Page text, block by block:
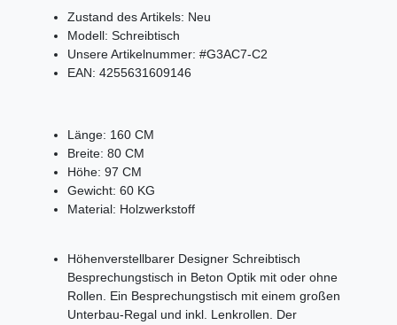
Zustand des Artikels: Neu
Modell: Schreibtisch
Unsere Artikelnummer: #G3AC7-C2
EAN: 4255631609146
Länge: 160 CM
Breite: 80 CM
Höhe: 97 CM
Gewicht: 60 KG
Material: Holzwerkstoff
Höhenverstellbarer Designer Schreibtisch
Besprechungstisch in Beton Optik mit oder ohne
Rollen. Ein Besprechungstisch mit einem großen
Unterbau-Regal und inkl. Lenkrollen. Der